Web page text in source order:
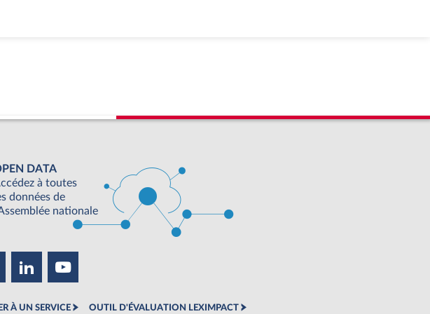
DATA
à toutes
données de
nationale
À UN SERVICE OUTIL D'ÉVALUATION LEXIMPACT